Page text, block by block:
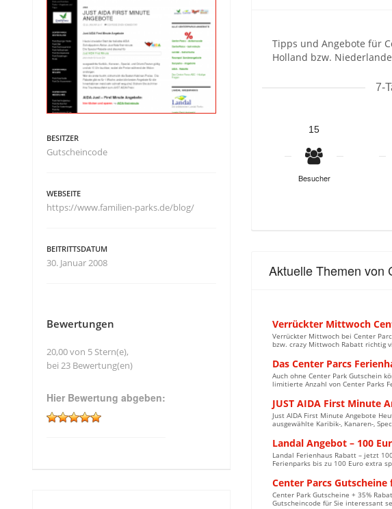
Tipps und Angebote für
Holland bzw.
7-
15
Besucher
Aktuelle Themen von
Verrückter Mittwoch
Verrückter Mittwoch bei Center
bzw. crazy Mittwoch Rabatt richtig
Das Center Parcs
Auch ohne Center Park Gutschein
limitierte Anzahl von Center Parks
JUST AIDA First Minute
Just AIDA First Minute Angebote
ausgewählte Karibik-, Kanaren-,
Landal Angebot – 100
Landal Ferienhaus Rabatt – jetzt
Ferienparks bis zu 100 Euro extra
Center Parcs
Center Park Gutscheine + 35%
Gutscheincode für Sie interessant
BESITZER
Gutscheincode
WEBSEITE
https://www.familien-parks.de/blog/
BEITRITTSDATUM
30. Januar 2008
Bewertungen
20,00 von 5 Stern(e),
bei 23 Bewertung(en)
Hier Bewertung abgeben: